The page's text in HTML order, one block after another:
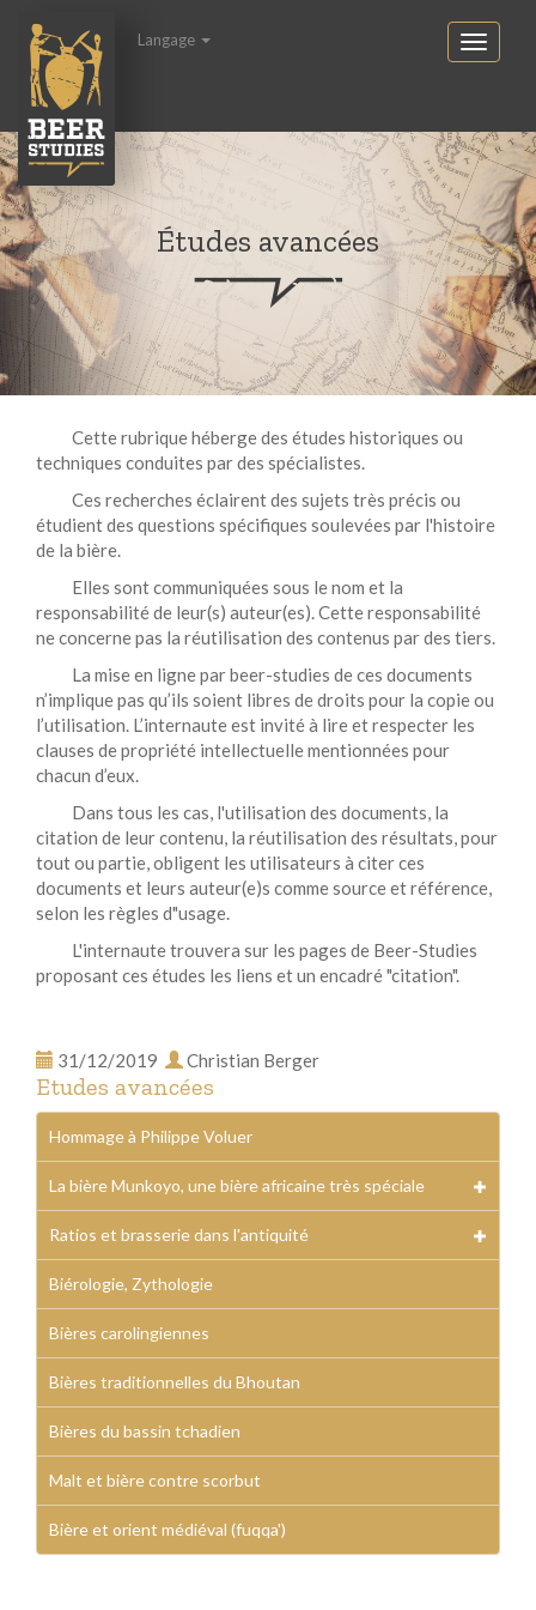
Langage
Études avancées
Cette rubrique héberge des études historiques ou
techniques conduites par des spécialistes.
Ces recherches éclairent des sujets très précis ou
étudient des questions spécifiques soulevées par l'histoire
de la bière.
Elles sont communiquées sous le nom et la
responsabilité de leur(s) auteur(es). Cette responsabilité
ne concerne pas la réutilisation des contenus par des tiers.
La mise en ligne par beer-studies de ces documents
n’implique pas qu’ils soient libres de droits pour la copie ou
l’utilisation. L’internaute est invité à lire et respecter les
clauses de propriété intellectuelle mentionnées pour
chacun d’eux.
Dans tous les cas, l'utilisation des documents, la
citation de leur contenu, la réutilisation des résultats, pour
tout ou partie, obligent les utilisateurs à citer ces
documents et leurs auteur(e)s comme source et référence,
selon les règles d"usage.
L'internaute trouvera sur les pages de Beer-Studies
proposant ces études les liens et un encadré "citation".
31/12/2019 Christian Berger
Etudes avancées
Hommage à Philippe Voluer
La bière Munkoyo, une bière africaine très spéciale
Ratios et brasserie dans l'antiquité
Biérologie, Zythologie
Bières carolingiennes
Bières traditionnelles du Bhoutan
Bières du bassin tchadien
Malt et bière contre scorbut
Bière et orient médiéval (fuqqa')